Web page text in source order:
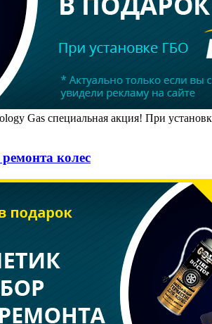
Gas специальная акция! При
колес